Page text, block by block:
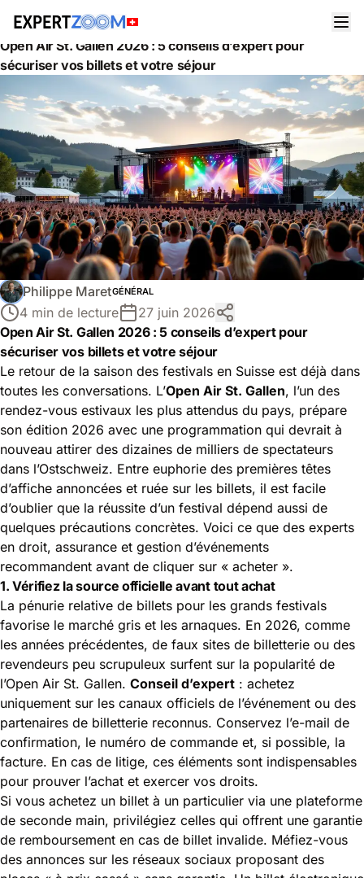
Actualités
Général
Open Air St. Gallen 2026 : 5 conseils d’expert pour
sécuriser vos billets et votre séjour
Philippe MaretGÉNÉRAL
4 min de lecture
27 juin 2026
Open Air St. Gallen 2026 : 5 conseils d’expert pour
sécuriser vos billets et votre séjour
Le retour de la saison des festivals en Suisse est déjà dans
toutes les conversations. L’Open Air St. Gallen, l’un des
rendez-vous estivaux les plus attendus du pays, prépare
son édition 2026 avec une programmation qui devrait à
nouveau attirer des dizaines de milliers de spectateurs
dans l’Ostschweiz. Entre euphorie des premières têtes
d’affiche annoncées et ruée sur les billets, il est facile
d’oublier que la réussite d’un festival dépend aussi de
quelques précautions concrètes. Voici ce que des experts
en droit, assurance et gestion d’événements
recommandent avant de cliquer sur « acheter ».
1. Vérifiez la source officielle avant tout achat
La pénurie relative de billets pour les grands festivals
favorise le marché gris et les arnaques. En 2026, comme
les années précédentes, de faux sites de billetterie ou des
revendeurs peu scrupuleux surfent sur la popularité de
l’Open Air St. Gallen. Conseil d’expert : achetez
uniquement sur les canaux officiels de l’événement ou des
partenaires de billetterie reconnus. Conservez l’e-mail de
confirmation, le numéro de commande et, si possible, la
facture. En cas de litige, ces éléments sont indispensables
pour prouver l’achat et exercer vos droits.
Si vous achetez un billet à un particulier via une plateforme
de seconde main, privilégiez celles qui offrent une garantie
de remboursement en cas de billet invalide. Méfiez-vous
des annonces sur les réseaux sociaux proposant des